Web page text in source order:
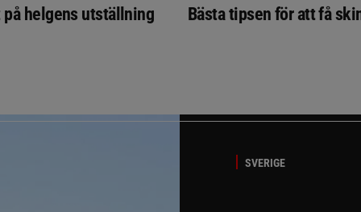
på helgens utställning Bästa tipsen för att få
SVERIGE